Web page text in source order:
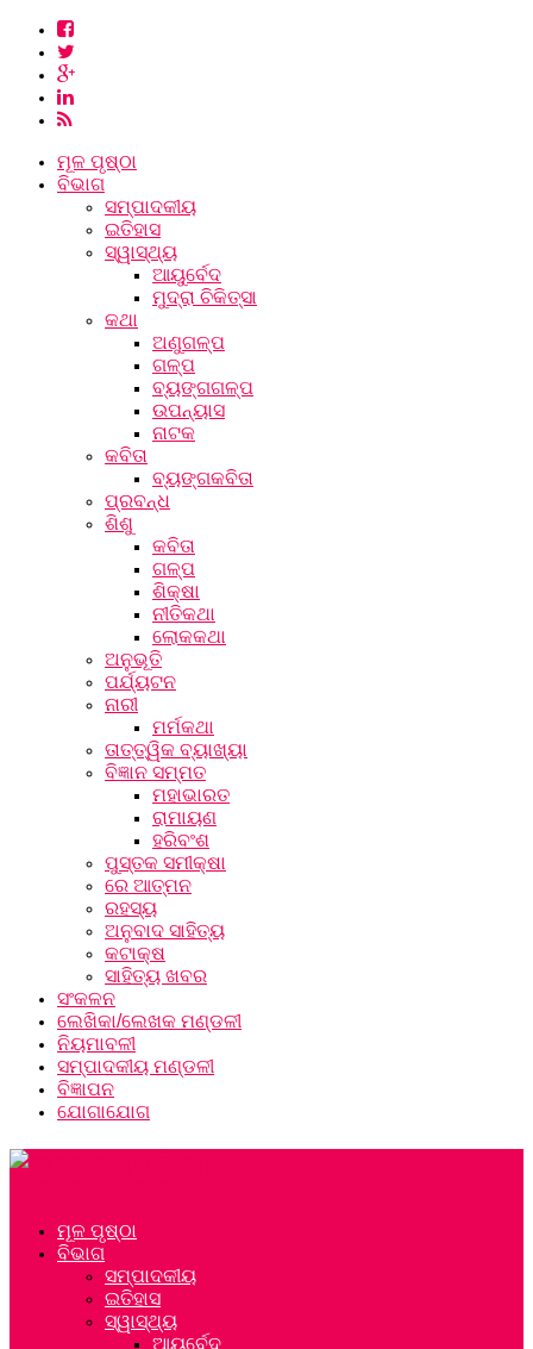
ମୂଳ ପୃଷ୍ଠା
ବିଭାଗ
ସମ୍ପାଦକୀୟ
ଇତିହାସ
ସ୍ୱାସ୍ଥ୍ୟ
ଆୟୁର୍ବେଦ
ମୁଦ୍ରା ଚିକିତ୍ସା
କଥା
ଅଣୁଗଳ୍ପ
ଗଳ୍ପ
ବ୍ୟଙ୍ଗଗଳ୍ପ
ଉପନ୍ୟାସ
ନାଟକ
କବିତା
ବ୍ୟଙ୍ଗକବିତା
ପ୍ରବନ୍ଧ
ଶିଶୁ
କବିତା
ଗଳ୍ପ
ଶିକ୍ଷା
ନୀତିକଥା
ଲୋକକଥା
ଅନୁଭୂତି
ପର୍ଯ୍ୟଟନ
ନାରୀ
ମର୍ମକଥା
ତାତ୍ତ୍ୱିକ ବ୍ୟାଖ୍ୟା
ବିଜ୍ଞାନ ସମ୍ମତ
ମହାଭାରତ
ରାମାୟଣ
ହରିବଂଶ
ପୁସ୍ତକ ସମୀକ୍ଷା
ରେ ଆତ୍ମନ
ରହସ୍ୟ
ଅନୁବାଦ ସାହିତ୍ୟ
କଟାକ୍ଷ
ସାହିତ୍ୟ ଖବର
ସଂକଳନ
ଲେଖିକା/ଲେଖକ ମଣ୍ଡଳୀ
ନିୟମାବଳୀ
ସମ୍ପାଦକୀୟ ମଣ୍ଡଳୀ
ବିଜ୍ଞାପନ
ଯୋଗାଯୋଗ
ମୂଳ ପୃଷ୍ଠା
ବିଭାଗ
ସମ୍ପାଦକୀୟ
ଇତିହାସ
ସ୍ୱାସ୍ଥ୍ୟ
ଆୟୁର୍ବେଦ